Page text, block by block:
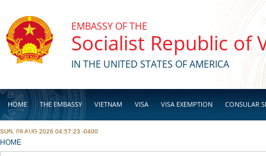
EMBASSY OF THE
Socialist Republic of
IN THE UNITED STATES OF AMERICA
HOME THE EMBASSY VIETNAM VISA VISA EXEMPTION CONSULAR
BUSINESS
SUN, 09 AUG 2026 04:57:23 -0400
YOU ARE HERE
HOME